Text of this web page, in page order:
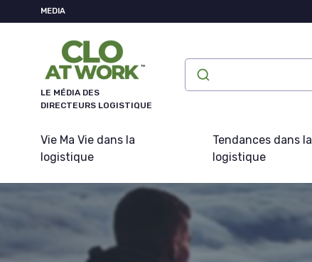
MEDIA
LE MÉDIA DES
DIRECTEURS LOGISTIQUE
Vie Ma Vie dans la
logistique
Tendances dans la
logistique
Panneau de gestion des cookies